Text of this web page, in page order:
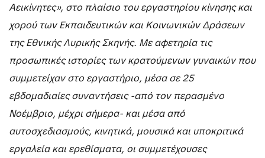
Αεικίνητες», στο πλαίσιο του εργαστηρίου κίνησης και
χορού των Εκπαιδευτικών και Κοινωνικών Δράσεων
της Εθνικής Λυρικής Σκηνής. Με αφετηρία τις
προσωπικές ιστορίες των κρατούμενων γυναικών που
συμμετείχαν στο εργαστήριο, μέσα σε 25
εβδομαδιαίες συναντήσεις -από τον περασμένο
Νοέμβριο, μέχρι σήμερα- και μέσα από
αυτοσχεδιασμούς, κινητικά, μουσικά και υποκριτικά
εργαλεία και ερεθίσματα, οι συμμετέχουσες